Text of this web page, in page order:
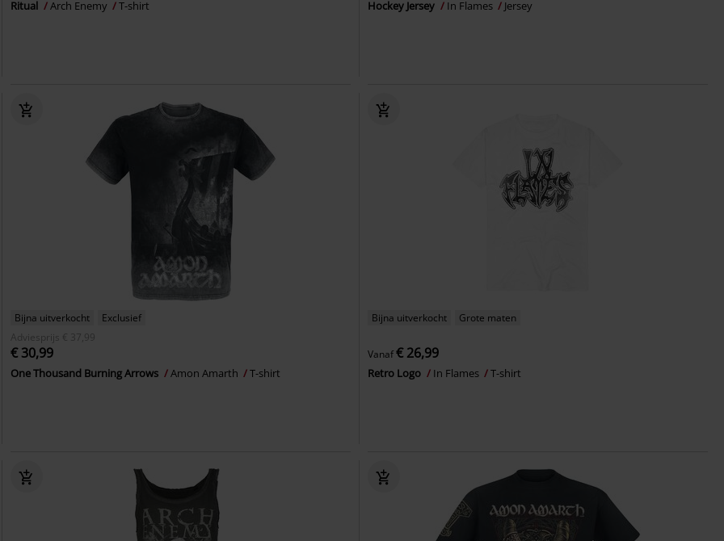
Ritual Arch Enemy T-shirt Hockey Jersey In Flames Jersey
Bijna uitverkocht
Exclusief
Adviesprijs
€ 37,99
€ 30,99
One Thousand Burning Arrows Amon Amarth T-shirt
Bijna uitverkocht Grote maten
Vanaf€ 26,99
Retro Logo In Flames T-shirt